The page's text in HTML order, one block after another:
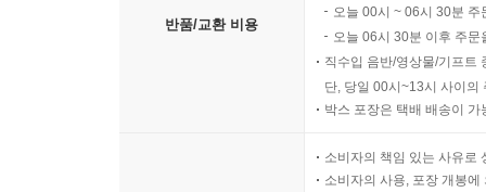
반품/교환 비용
오늘 00시 ~ 06시 30분
오늘 06시 30분 이후 주
직수입 음반/영상물/기프트
단, 당일 00시~13시 사이의
박스 포장은 택배 배송이
소비자의 책임 있는 사유로
소비자의 사용, 포장 개봉